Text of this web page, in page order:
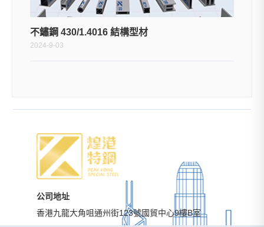
不鏽鋼 430/1.4016 結構型材
2024-9-03
公司地址
香港九龍大角咀通州街123號國貿中心9樓B室